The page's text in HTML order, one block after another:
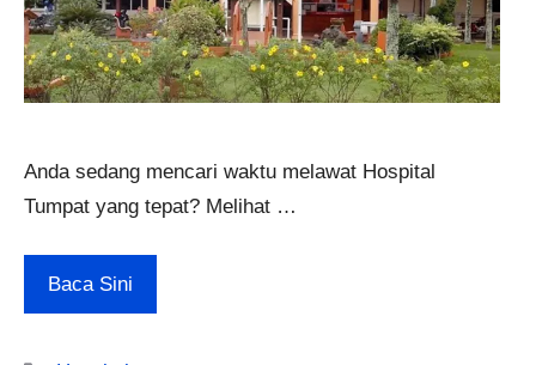
Anda sedang mencari waktu melawat Hospital
Tumpat yang tepat? Melihat …
Baca Sini